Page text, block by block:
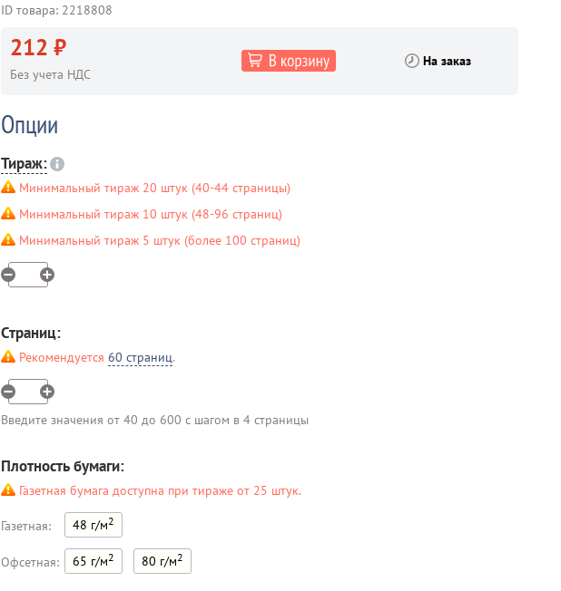
ID товара: 2218808
212 ₽
Без учета НДС
На заказ
Опции
Тираж:
Минимальный тираж 20 штук (40-44 страницы)
Минимальный тираж 10 штук (48-96 страниц)
Минимальный тираж 5 штук (более 100 страниц)
Страниц:
Рекомендуется 60 страниц.
Введите значения от 40 до 600 с шагом в 4 страницы
Плотность бумаги:
Газетная бумага доступна при тираже от 25 штук.
Газетная: 48 г/м2
Офсетная: 65 г/м2 80 г/м2